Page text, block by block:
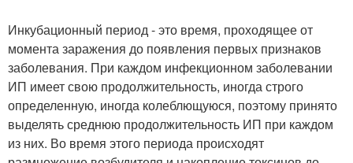
Инкубационный период - это время, проходящее от
момента заражения до появления первых признаков
заболевания. При каждом инфекционном заболевании
ИП имеет свою продолжительность, иногда строго
определенную, иногда колеблющуюся, поэтому принято
выделять среднюю продолжительность ИП при каждом
из них. Во время этого периода происходят